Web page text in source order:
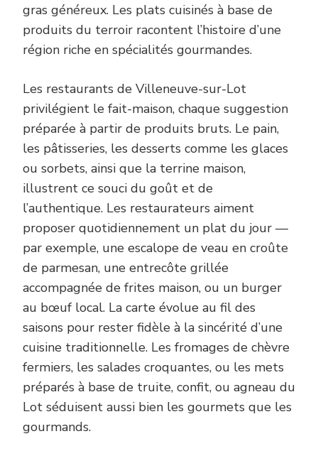
gras généreux. Les plats cuisinés à base de
produits du terroir racontent l’histoire d’une
région riche en spécialités gourmandes.
Les restaurants de Villeneuve-sur-Lot
privilégient le fait-maison, chaque suggestion
préparée à partir de produits bruts. Le pain,
les pâtisseries, les desserts comme les glaces
ou sorbets, ainsi que la terrine maison,
illustrent ce souci du goût et de
l’authentique. Les restaurateurs aiment
proposer quotidiennement un plat du jour —
par exemple, une escalope de veau en croûte
de parmesan, une entrecôte grillée
accompagnée de frites maison, ou un burger
au bœuf local. La carte évolue au fil des
saisons pour rester fidèle à la sincérité d’une
cuisine traditionnelle. Les fromages de chèvre
fermiers, les salades croquantes, ou les mets
préparés à base de truite, confit, ou agneau du
Lot séduisent aussi bien les gourmets que les
gourmands.